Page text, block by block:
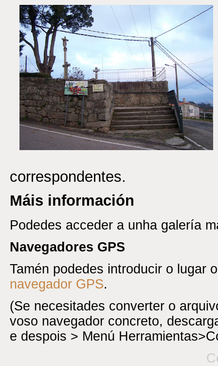
correspondentes.
Máis información
Podedes acceder a unha galería
Navegadores GPS
Tamén podedes introducir o lugar
navegador GPS.
(Se necesitades converter o
voso navegador concreto,
e despois > Menú